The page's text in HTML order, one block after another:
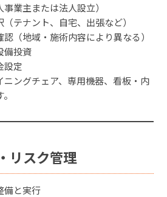
業主または法人設立）
テナント、自宅、出張など）
（地域・施術内容により異なる）
備投資
設定
ングチェア、専用機器、看板・内
リスク管理
備と実行